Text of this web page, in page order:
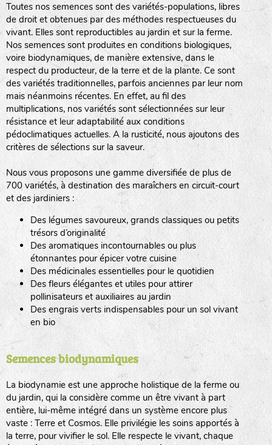
Toutes nos semences sont des variétés-populations, libres
de droit et obtenues par des méthodes respectueuses du
vivant. Elles sont reproductibles au jardin et sur la ferme.
Nos semences sont produites en conditions biologiques,
voire biodynamiques, de manière extensive, dans le
respect du producteur, de la terre et de la plante. Ce sont
des variétés traditionnelles, parfois anciennes par leur nom
mais néanmoins récentes. En effet, au fil des
multiplications, nos variétés sont sélectionnées sur leur
résistance et leur adaptabilité aux conditions
pédoclimatiques actuelles. A la rusticité, nous ajoutons des
critères de sélections sur la saveur.
Nous vous proposons une gamme diversifiée de plus de
700 variétés, à destination des maraîchers en circuit-court
et des jardiniers :
Des légumes savoureux, grands classiques ou petits
trésors d’originalité
Des aromatiques incontournables ou plus
étonnantes pour épicer votre cuisine
Des médicinales essentielles pour le quotidien
Des fleurs élégantes et utiles pour attirer
pollinisateurs et auxiliaires au jardin
Des engrais verts indispensables pour un sol vivant
en bio
Semences biodynamiques
La biodynamie est une approche holistique de la ferme ou
du jardin, qui la considère comme un être vivant à part
entière, lui-même intégré dans un système encore plus
vaste : Terre et Cosmos. Elle privilégie les soins apportés à
la terre, pour vivifier le sol. Elle respecte le vivant, chaque
haies
zone sauvage
tas de compost
fleurs
animaux domestiques
animaux sauvages
biodiversité cultivée